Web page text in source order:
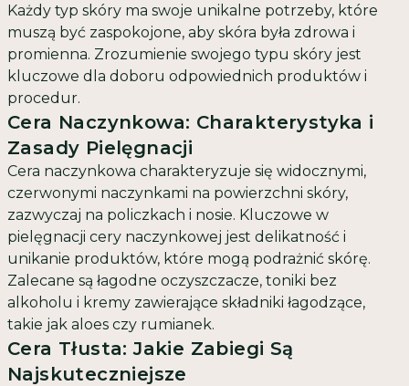
Każdy typ skóry ma swoje unikalne potrzeby, które
muszą być zaspokojone, aby skóra była zdrowa i
promienna. Zrozumienie swojego typu skóry jest
kluczowe dla doboru odpowiednich produktów i
procedur.
Cera Naczynkowa: Charakterystyka i
Zasady Pielęgnacji
Cera naczynkowa charakteryzuje się widocznymi,
czerwonymi naczynkami na powierzchni skóry,
zazwyczaj na policzkach i nosie. Kluczowe w
pielęgnacji cery naczynkowej jest delikatność i
unikanie produktów, które mogą podrażnić skórę.
Zalecane są łagodne oczyszczacze, toniki bez
alkoholu i kremy zawierające składniki łagodzące,
takie jak aloes czy rumianek.
Cera Tłusta: Jakie Zabiegi Są
Najskuteczniejsze